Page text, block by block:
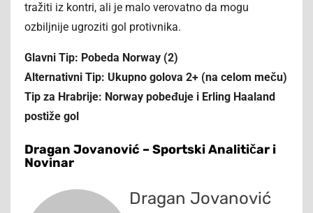
tražiti iz kontri, ali je malo verovatno da mogu
ozbiljnije ugroziti gol protivnika.
Glavni Tip: Pobeda Norway (2)
Alternativni Tip: Ukupno golova 2+ (na celom meču)
Tip za Hrabrije: Norway pobeđuje i Erling Haaland
postiže gol
Dragan Jovanović – Sportski Analitičar i
Novinar
Dragan Jovanović